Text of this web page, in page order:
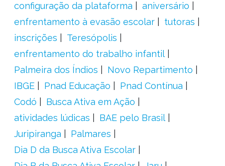
configuração da plataforma
aniversário
enfrentamento à evasão escolar
tutoras
inscrições
Teresópolis
enfrentamento do trabalho infantil
Palmeira dos Índios
Novo Repartimento
IBGE
Pnad Educação
Pnad Contínua
Codó
Busca Ativa em Ação
atividades lúdicas
BAE pelo Brasil
Juripiranga
Palmares
Dia D da Busca Ativa Escolar